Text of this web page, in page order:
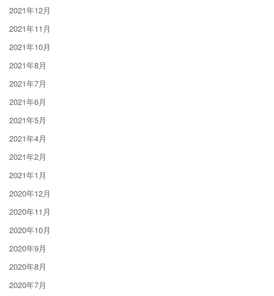
2021年12月
2021年11月
2021年10月
2021年8月
2021年7月
2021年6月
2021年5月
2021年4月
2021年2月
2021年1月
2020年12月
2020年11月
2020年10月
2020年9月
2020年8月
2020年7月